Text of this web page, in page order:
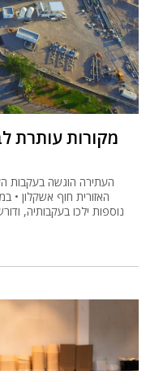
מקורות עותרת
האזורית חוף אשקלון •
נוספות ילכו בעקבותיה,